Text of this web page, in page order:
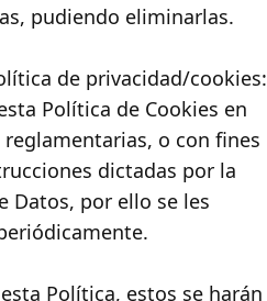
pudiendo eliminarlas.
de privacidad/cookies:
Política de Cookies en
o con fines
dictadas por la
Datos, por ello se les
Política, estos se harán